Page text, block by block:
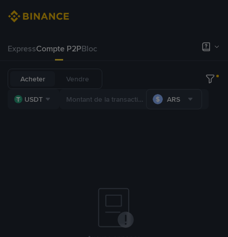
ExpressCompte P2PBloc
Acheter Vendre
USDT ARS